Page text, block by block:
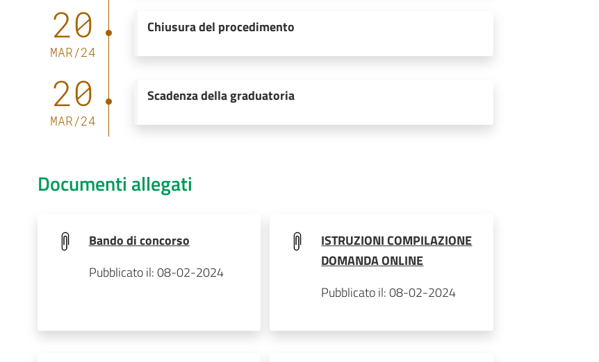
20
MAR/24
Chiusura del procedimento
20
MAR/24
Scadenza della graduatoria
Documenti allegati
Bando di concorso
Pubblicato il: 08-02-2024
ISTRUZIONI COMPILAZIONE
DOMANDA ONLINE
Pubblicato il: 08-02-2024